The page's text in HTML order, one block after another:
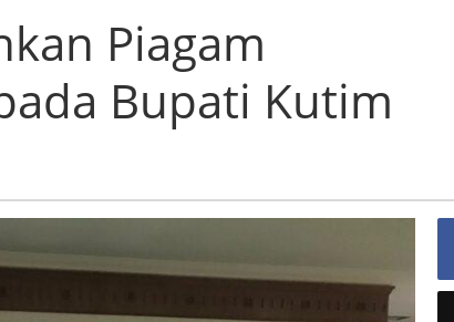
Piagam
Bupati Kutim